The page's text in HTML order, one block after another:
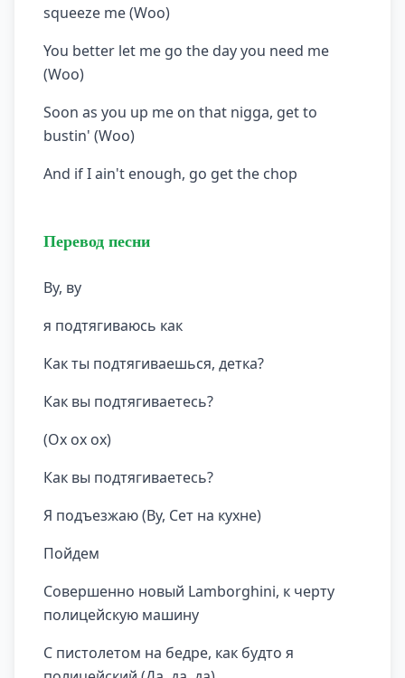
squeeze me (Woo)
You better let me go the day you need me
(Woo)
Soon as you up me on that nigga, get to
bustin' (Woo)
And if I ain't enough, go get the chop
Перевод песни
Ву, ву
я подтягиваюсь как
Как ты подтягиваешься, детка?
Как вы подтягиваетесь?
(Ох ох ох)
Как вы подтягиваетесь?
Я подъезжаю (Ву, Сет на кухне)
Пойдем
Совершенно новый Lamborghini, к черту
полицейскую машину
С пистолетом на бедре, как будто я